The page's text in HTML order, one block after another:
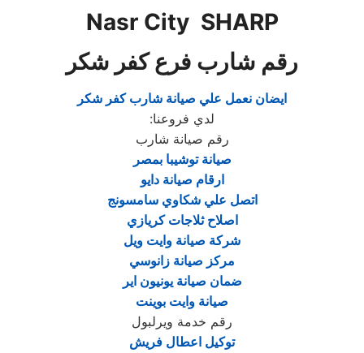
Nasr City SHARP
رقم شارب فرع كفر شكر
ايضان نعمل علي صيانة شارب كفر شكر
لدي فروعنا:
رقم صيانة شارب
صيانة توشيبا بمصر
ارقام صيانة دايو
اتصل علي شكاوي سامسونج
اصلاح ثلاجات كريازي
شركة صيانة وايت ويل
مركز صيانة زانوسي
ضمان صيانة يونيون اير
صيانة وايت بوينت
رقم خدمة ويرلبول
توكيل اعطال فريش